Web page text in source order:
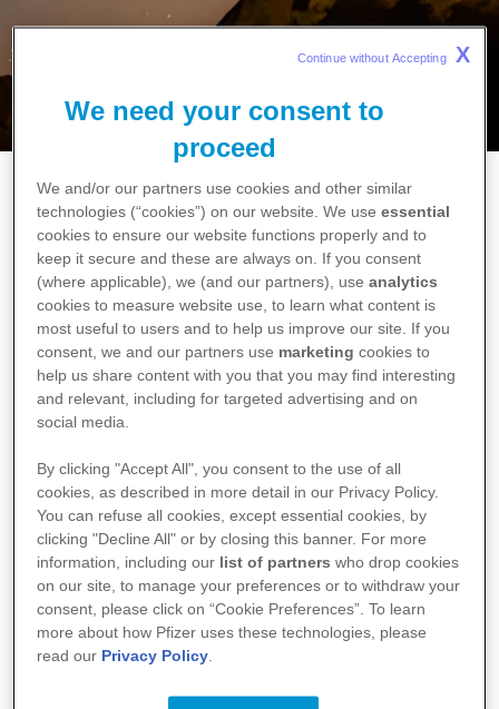
Başlangıç
Amacımız
Pfizer ve Toplum
Topluma Saygı, Pfizer'in Vazgeçilmez
Bir Şirket Değeridir
We need your consent to
proceed
We and/or our partners use cookies and other similar
technologies (“cookies”) on our website. We useessential
cookies to ensure our website functions properly and to
keep it secure and these are always on. If you consent
(where applicable), we (and our partners), useanalytics
cookies to measure website use, to learn what content is
most useful to users and to help us improve our site. If you
consent, we and our partners use marketing cookies to
help us share content with you that you may find interesting
and relevant, including for targeted advertising and on
social media.
By clicking "Accept All", you consent to the use of all
cookies, as described in more detail in our Privacy Policy.
You can refuse all cookies, except essential cookies, by
clicking "Decline All" or by closing this banner. For more
information, including our list of partners who drop cookies
on our site, to manage your preferences or to withdraw your
consent, please click on “Cookie Preferences”. To learn
more about how Pfizer uses these technologies, please
read our Privacy Policy.
Continue without Accepting X